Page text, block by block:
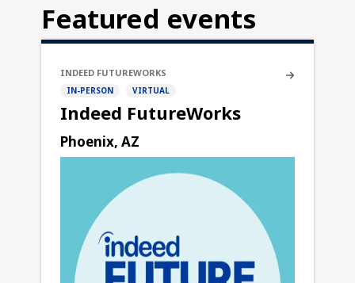
Featured events
INDEED FUTUREWORKS
IN-PERSON VIRTUAL
Indeed FutureWorks
Phoenix, AZ